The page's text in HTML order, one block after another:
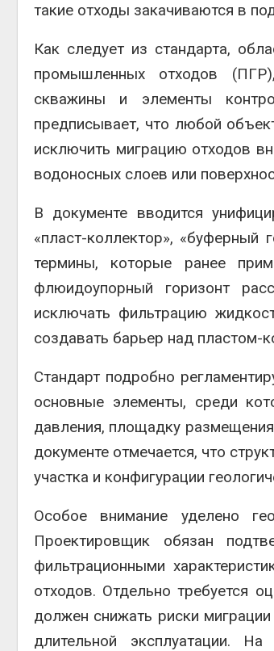
такие отходы закачиваются в
Как следует из стандарта,
промышленных отходов
скважины и элементы
предписывает, что любой
исключить миграцию отходов
водоносных слоев или
В документе вводится
«пласт-коллектор», «буферный
термины, которые ранее
флюидоупорный горизонт
исключать фильтрацию
создавать барьер над пластом-
Стандарт подробно
основные элементы, среди
давления, площадку
документе отмечается, что
участка и конфигурации
Особое внимание уделено
Проектировщик обязан
фильтрационными
отходов. Отдельно требуется
должен снижать риски
длительной эксплуатации.